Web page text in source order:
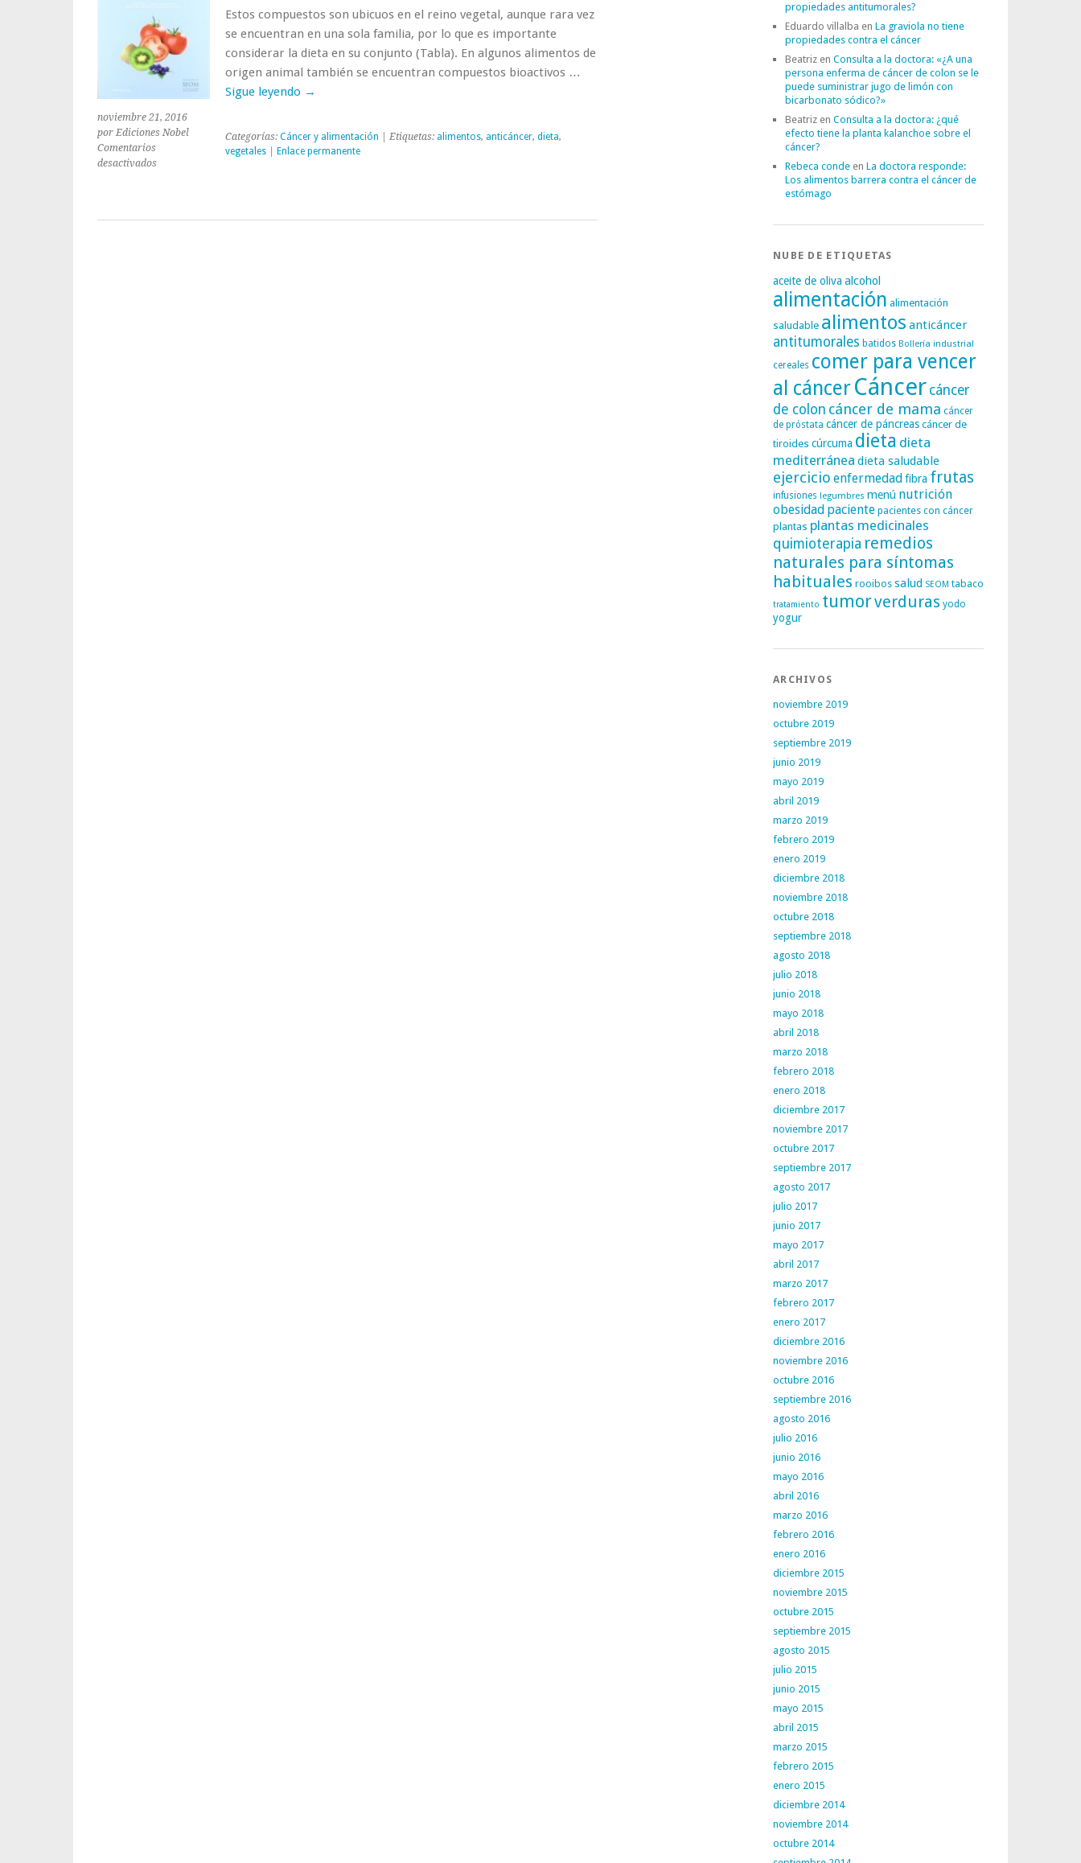
noviembre 21, 2016
por Ediciones Nobel
Comentarios
desactivadosen
los
Estos compuestos son ubicuos en el reino vegetal, aunque rara vez
se encuentran en una sola familia, por lo que es importante
considerar la dieta en su conjunto (Tabla). En algunos alimentos de
origen animal también se encuentran compuestos bioactivos …
Sigue leyendo →
Categorías: Cáncer y alimentación | Etiquetas: alimentos, anticáncer, dieta,
vegetales| Enlace permanente
propiedades antitumorales?
Eduardo villalba en La graviola no tiene
propiedades contra el cáncer
Beatriz en Consulta a la doctora: «¿A una
persona enferma de cáncer de colon se le
puede suministrar jugo de limón con
bicarbonato sódico?»
Beatriz en Consulta a la doctora: ¿qué
efecto tiene la planta kalanchoe sobre el
cáncer?
Rebeca conde en La doctora responde:
Los alimentos barrera contra el cáncer de
estómago
NUBE DE ETIQUETAS
aceite de oliva alcohol
alimentación alimentación
saludable alimentos anticáncer
antitumorales batidos Bollería industrial
cereales comer para vencer
al cáncerCáncer cáncer
de colon cáncer de mama cáncer
de próstata cáncer de páncreascáncer de
tiroides cúrcuma dieta dieta
mediterránea dieta saludable
ejercicio enfermedadfibra frutas
infusiones legumbres menú nutrición
obesidad paciente pacientes con cáncer
plantas plantas medicinales
quimioterapia remedios
naturales para síntomas
habituales rooibos salud SEOM tabaco
tratamiento tumorverduras yodo
yogur
ARCHIVOS
noviembre 2019
octubre 2019
septiembre 2019
junio 2019
mayo 2019
abril 2019
marzo 2019
febrero 2019
enero 2019
diciembre 2018
noviembre 2018
octubre 2018
septiembre 2018
agosto 2018
julio 2018
junio 2018
mayo 2018
abril 2018
marzo 2018
febrero 2018
enero 2018
diciembre 2017
noviembre 2017
octubre 2017
septiembre 2017
agosto 2017
julio 2017
junio 2017
mayo 2017
abril 2017
marzo 2017
febrero 2017
enero 2017
diciembre 2016
noviembre 2016
octubre 2016
septiembre 2016
agosto 2016
julio 2016
junio 2016
mayo 2016
abril 2016
marzo 2016
febrero 2016
enero 2016
diciembre 2015
noviembre 2015
octubre 2015
septiembre 2015
agosto 2015
julio 2015
junio 2015
mayo 2015
abril 2015
marzo 2015
febrero 2015
enero 2015
diciembre 2014
noviembre 2014
octubre 2014